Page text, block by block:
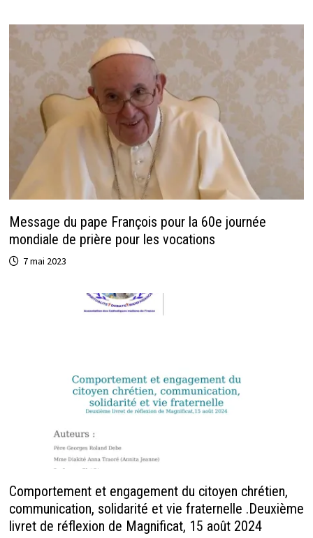
Message du pape François pour la 60e journée
mondiale de prière pour les vocations
7 mai 2023
Comportement et engagement du citoyen chrétien,
communication, solidarité et vie fraternelle .Deuxième
livret de réflexion de Magnificat, 15 août 2024